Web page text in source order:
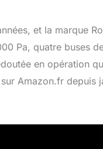
et la marque
Pa, quatre buses
en opération
Amazon.fr depuis